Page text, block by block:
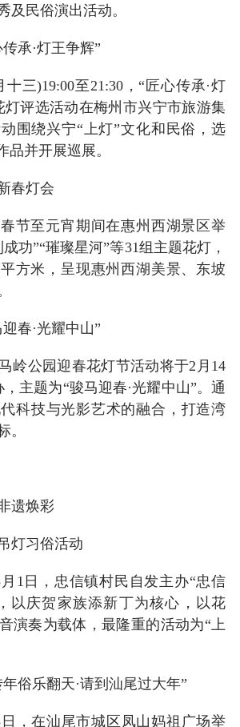
秀及民俗演出活动。
·灯王争辉”
)19:00至21:30，“匠心传承·灯
灯评选活动在梅州市兴宁市旅游集
围绕兴宁“上灯”文化和民俗，选
作品并开展巡展。
灯会
至元宵期间在惠州西湖景区举
功”“璀璨星河”等31组主题花灯，
方米，呈现惠州西湖美景、东坡
。
·光耀中山”
公园迎春花灯节活动将于2月14
，主题为“骏马迎春·光耀中山”。通
科技与光影艺术的融合，打造湾
标。
焕彩
习俗活动
日，忠信镇村民自发主办“忠信
以庆贺家族添新丁为核心，以花
演奏为载体，最隆重的活动为“上
乐翻天·请到汕尾过大年”
在汕尾市城区凤山妈祖广场举